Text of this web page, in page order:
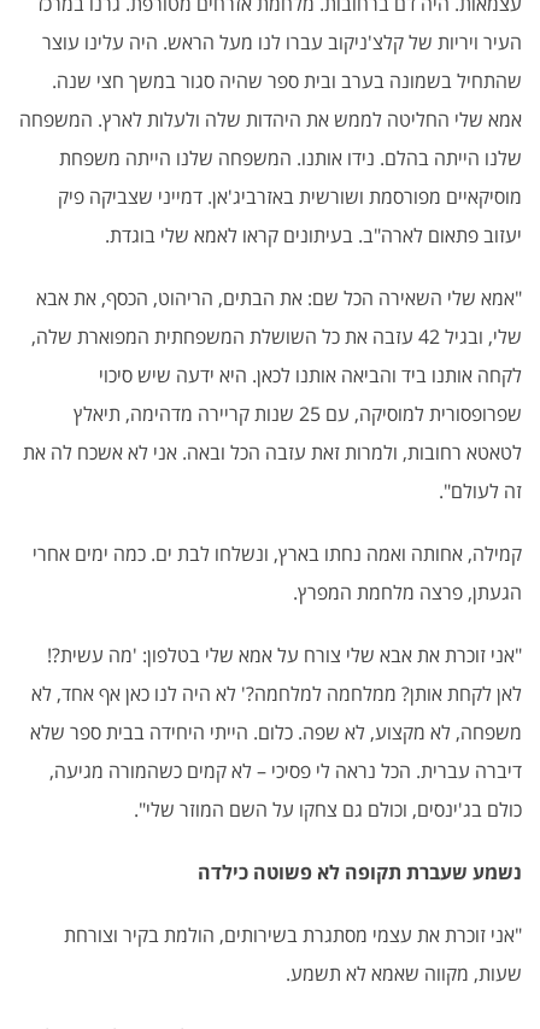
העיר ויריות של קלצ'ניקוב עברו לנו מעל הראש. היה עלינו עוצר
שהתחיל בשמונה בערב ובית ספר שהיה סגור במשך חצי שנה.
אמא שלי החליטה לממש את היהדות שלה ולעלות לארץ. המשפחה
שלנו הייתה בהלם. נידו אותנו. המשפחה שלנו הייתה משפחת
מוסיקאיים מפורסמת ושורשית באזרביג'אן. דמייני שצביקה פיק
יעזוב פתאום לארה"ב. בעיתונים קראו לאמא שלי בוגדת.
"אמא שלי השאירה הכל שם: את הבתים, הריהוט, הכסף, את אבא
שלי, ובגיל 42 עזבה את כל השושלת המשפחתית המפוארת שלה,
לקחה אותנו ביד והביאה אותנו לכאן. היא ידעה שיש סיכוי
שפרופסורית למוסיקה, עם 25 שנות קריירה מדהימה, תיאלץ
לטאטא רחובות, ולמרות זאת עזבה הכל ובאה. אני לא אשכח לה את
זה לעולם".
קמילה, אחותה ואמה נחתו בארץ, ונשלחו לבת ים. כמה ימים אחרי
הגעתן, פרצה מלחמת המפרץ.
"אני זוכרת את אבא שלי צורח על אמא שלי בטלפון: 'מה עשית?!
לאן לקחת אותן? ממלחמה למלחמה?' לא היה לנו כאן אף אחד, לא
משפחה, לא מקצוע, לא שפה. כלום. הייתי היחידה בבית ספר שלא
דיברה עברית. הכל נראה לי פסיכי – לא קמים כשהמורה מגיעה,
כולם בג'ינסים, וכולם גם צחקו על השם המוזר שלי".
נשמע שעברת תקופה לא פשוטה כילדה
"אני זוכרת את עצמי מסתגרת בשירותים, הולמת בקיר וצורחת
שעות, מקווה שאמא לא תשמע.